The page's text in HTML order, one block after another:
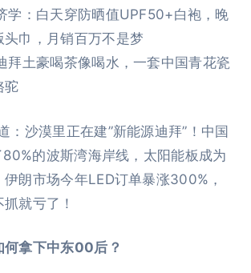
学：白天穿防晒值UPF50+白袍，晚
巾，月销百万不是梦
拜土豪喝茶像喝水，一套中国青花瓷
驼
：沙漠里正在建”新能源迪拜”！中国
的波斯湾海岸线，太阳能板成为
朗市场今年LED订单暴涨300%，
就亏了！
何拿下中东00后？